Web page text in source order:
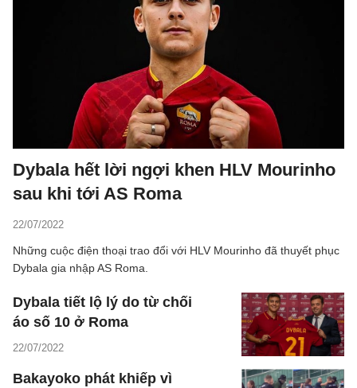
Dybala hết lời ngợi khen HLV Mourinho
sau khi tới AS Roma
22/07/2022
Những cuộc điện thoại trao đổi với HLV Mourinho đã thuyết phục
Dybala gia nhập AS Roma.
Dybala tiết lộ lý do từ chối
áo số 10 ở Roma
22/07/2022
Bakayoko phát khiếp vì